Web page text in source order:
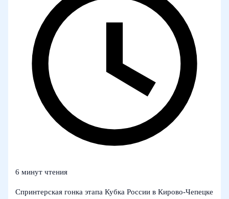
6 минут чтения
Спринтерская гонка этапа Кубка России в Кирово-Чепецке